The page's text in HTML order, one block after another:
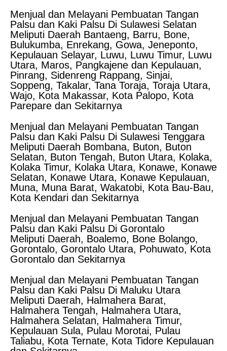
Menjual dan Melayani Pembuatan Tangan
Palsu dan Kaki Palsu Di Sulawesi Selatan
Meliputi Daerah Bantaeng, Barru, Bone,
Bulukumba, Enrekang, Gowa, Jeneponto,
Kepulauan Selayar, Luwu, Luwu Timur, Luwu
Utara, Maros, Pangkajene dan Kepulauan,
Pinrang, Sidenreng Rappang, Sinjai,
Soppeng, Takalar, Tana Toraja, Toraja Utara,
Wajo, Kota Makassar, Kota Palopo, Kota
Parepare dan Sekitarnya
Menjual dan Melayani Pembuatan Tangan
Palsu dan Kaki Palsu Di Sulawesi Tenggara
Meliputi Daerah Bombana, Buton, Buton
Selatan, Buton Tengah, Buton Utara, Kolaka,
Kolaka Timur, Kolaka Utara, Konawe, Konawe
Selatan, Konawe Utara, Konawe Kepulauan,
Muna, Muna Barat, Wakatobi, Kota Bau-Bau,
Kota Kendari dan Sekitarnya
Menjual dan Melayani Pembuatan Tangan
Palsu dan Kaki Palsu Di Gorontalo
Meliputi Daerah, Boalemo, Bone Bolango,
Gorontalo, Gorontalo Utara, Pohuwato, Kota
Gorontalo dan Sekitarnya
Menjual dan Melayani Pembuatan Tangan
Palsu dan Kaki Palsu Di Maluku Utara
Meliputi Daerah, Halmahera Barat,
Halmahera Tengah, Halmahera Utara,
Halmahera Selatan, Halmahera Timur,
Kepulauan Sula, Pulau Morotai, Pulau
Taliabu, Kota Ternate, Kota Tidore Kepulauan